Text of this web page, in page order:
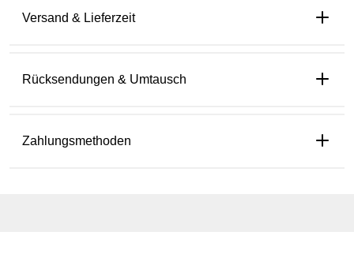
Versand & Lieferzeit
Rücksendungen & Umtausch
Zahlungsmethoden